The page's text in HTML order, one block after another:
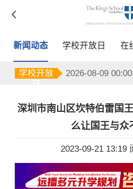

新闻动态 学校开放日 在
学校开放
深圳市南山区坎特伯雷国
么让国王与众
2023-09-21 13:19